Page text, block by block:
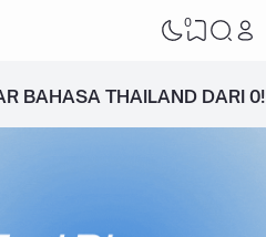
0
BAHASA THAILAND DARI 0!